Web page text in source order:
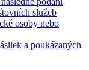
služeb
osoby nebo
a poukázaných